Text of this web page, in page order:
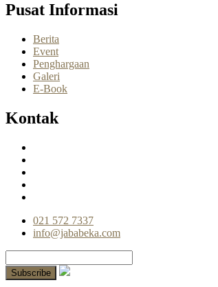
Pusat Informasi
Berita
Event
Penghargaan
Galeri
E-Book
Kontak
021 572 7337
info@jababeka.com